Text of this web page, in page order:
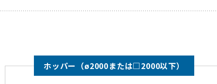
ホッパー（ø2000または□2000以下）